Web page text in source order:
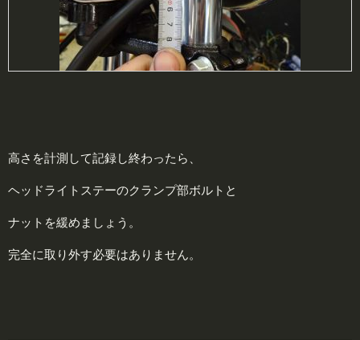
高さを計測して記録し終わったら、
ヘッドライトステーのクランプ部ボルトと
ナットを緩めましょう。
完全に取り外す必要はありません。